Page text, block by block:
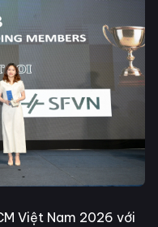
Việt Nam 2026 với